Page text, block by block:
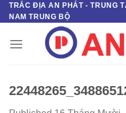
Skip
to
TRẮC ĐỊA AN PHÁT - TRUNG
NAM TRUNG BỘ